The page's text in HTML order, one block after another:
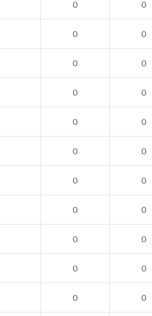
0 0
0 0
0 0
0 0
0 0
0 0
0 0
0 0
0 0
0 0
0 0